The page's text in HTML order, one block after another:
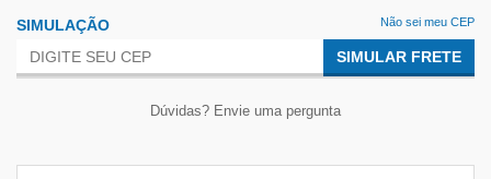
SIMULAÇÃO Não sei meu CEP
SIMULAR FRETE
Dúvidas? Envie uma pergunta